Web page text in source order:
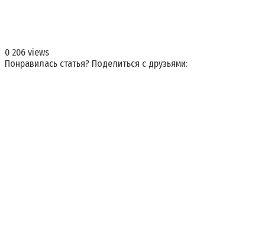
0 206 views
Понравилась статья? Поделиться с друзьями: